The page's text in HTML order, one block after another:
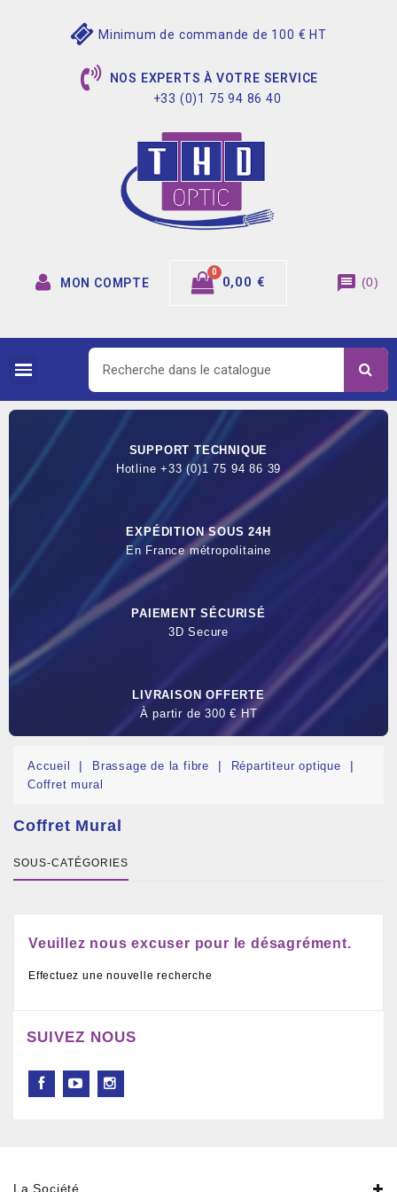
Minimum de commande de 100 € HT
NOS EXPERTS À VOTRE SERVICE
+33 (0)1 75 94 86 40
MON COMPTE 0,00 € message (0)
SUPPORT TECHNIQUE
Hotline +33 (0)1 75 94 86 39
EXPÉDITION SOUS 24H
En France métropolitaine
PAIEMENT SÉCURISÉ
3D Secure
LIVRAISON OFFERTE
À partir de 300 € HT
Accueil Brassage de la fibre
Répartiteur optique
Coffret mural
Coffret Mural
SOUS-CATÉGORIES
Veuillez nous excuser pour le désagrément.
Effectuez une nouvelle recherche
SUIVEZ NOUS
La Société